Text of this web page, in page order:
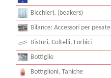
Bicchieri, (beakers)
Bilance: Accessori per pesate
Bisturi, Coltelli, Forbici
Bottiglie
Bottiglioni, Taniche